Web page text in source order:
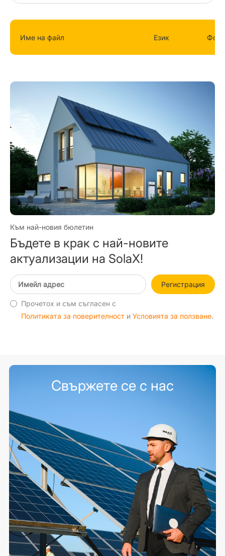
Име на файл Език
Към най-новия бюлетин
Бъдете в крак с най-новите
актуализации на SolaX!
Регистрация
Прочетох и съм съгласен с
Политиката за поверителност и Условията за ползване.
Свържете се с нас